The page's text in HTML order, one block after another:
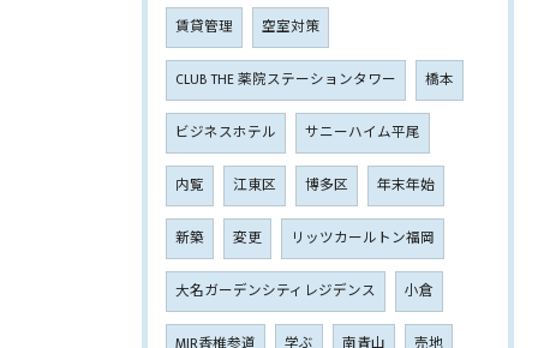
賃貸管理 空室対策
CLUB THE 薬院ステーションタワー 橋本
ビジネスホテル サニーハイム平尾
内覧 江東区 博多区 年末年始
新築 変更 リッツカールトン福岡
大名ガーデンシティレジデンス 小倉